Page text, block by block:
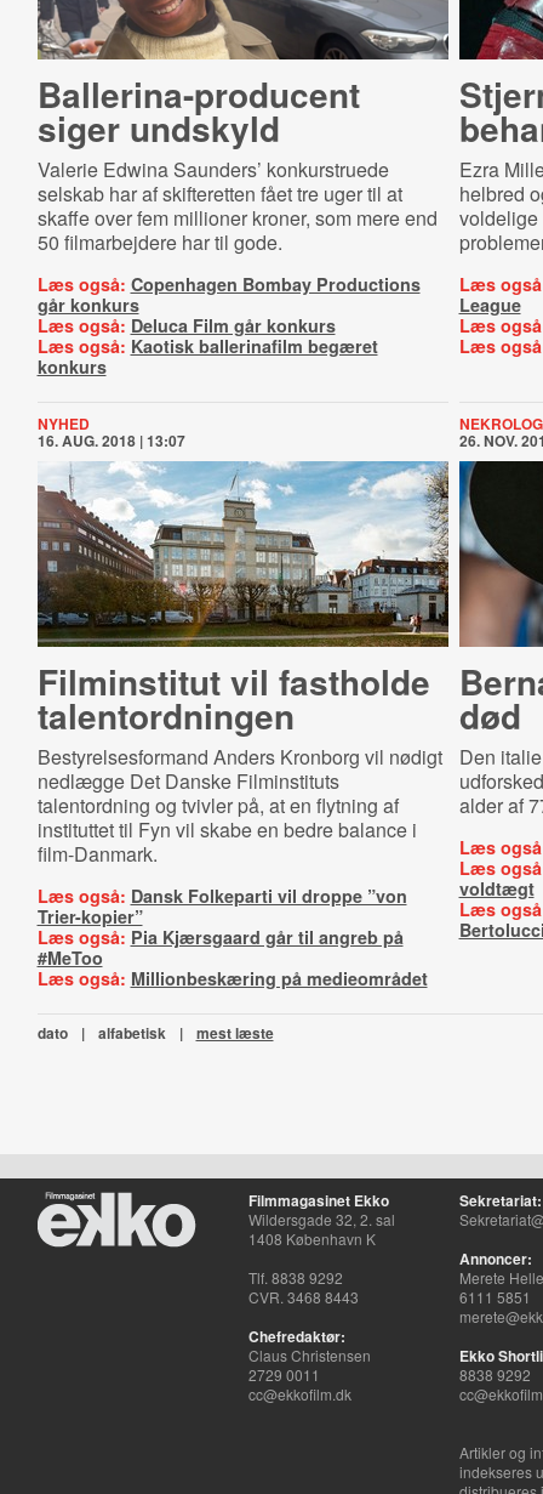
Bal­le­ri­na-​pro­du­cent
siger undskyld
Valerie Edwina Saunders’ konkurstruede
selskab har af skifteretten fået tre uger til at
skaffe over fem millioner kroner, som mere end
50 filmarbejdere har til gode.
Læs også: Copenhagen Bombay Productions
går konkurs
Læs også: Deluca Film går konkurs
Læs også: Kaotisk ballerinafilm begæret
konkurs
Ezra
helbred
voldelige
Læs
League
Læs
Læs
NYHED
16. AUG. 2018 | 13:07
Filminstitut vil fastholde
ta­len­t­ord­nin­gen
Bestyrelsesformand Anders Kronborg vil nødigt
nedlægge Det Danske Filminstituts
talentordning og tvivler på, at en flytning af
instituttet til Fyn vil skabe en bedre balance i
film-Danmark.
Læs også: Dansk Folkeparti vil droppe ”von
Trier-kopier”
Læs også: Pia Kjærsgaard går til angreb på
#MeToo
Læs også: Millionbeskæring på medieområdet
NEKROLOG
26. NOV.
død
Den
alder af
Læs
Læs
voldtægt
Læs
dato | alfabetisk | mest læste
Filmmagasinet Ekko
Wildersgade 32, 2. sal
1408 København K
Tlf. 8838 9292
CVR. 3468 8443
Chefredaktør:
Claus Christensen
2729 0011
cc@ekkofilm.dk
Sekretariat:
Annoncer:
Merete
6111 5851
Ekko
8838 9292
Artikler og
indekseres